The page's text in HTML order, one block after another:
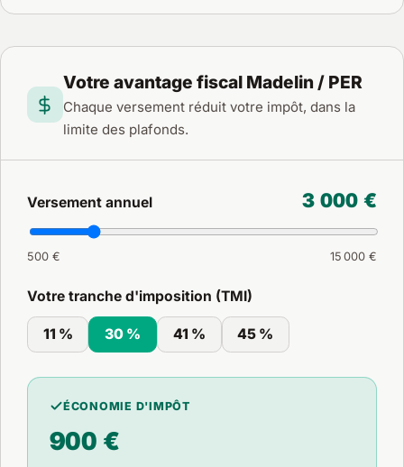
Votre avantage fiscal Madelin / PER
Chaque versement réduit votre impôt, dans la
limite des plafonds.
Versement annuel 3 000 €
500 € 15 000 €
Votre tranche d'imposition (TMI)
11 % 30 % 41 % 45 %
ÉCONOMIE D'IMPÔT
900 €